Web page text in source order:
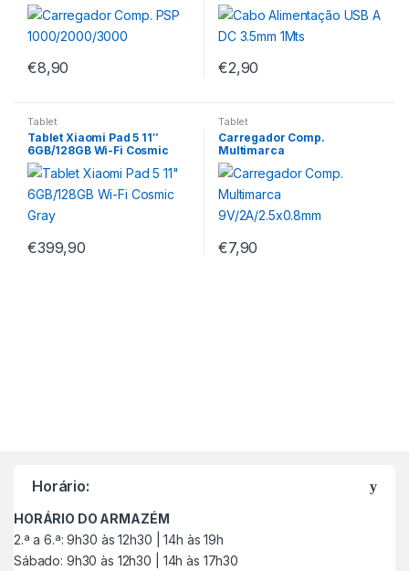
€8,90 €2,90
Tablet
Tablet Xiaomi Pad 5 11″
6GB/128GB Wi-Fi Cosmic
Gray
€399,90
Tablet
Carregador Comp.
Multimarca
9V/2A/2.5×0.8mm
€7,90
Horário:
HORÁRIO DO ARMAZÉM
2.ª a 6.ª: 9h30 às 12h30 | 14h às 19h
Sábado: 9h30 às 12h30 | 14h às 17h30